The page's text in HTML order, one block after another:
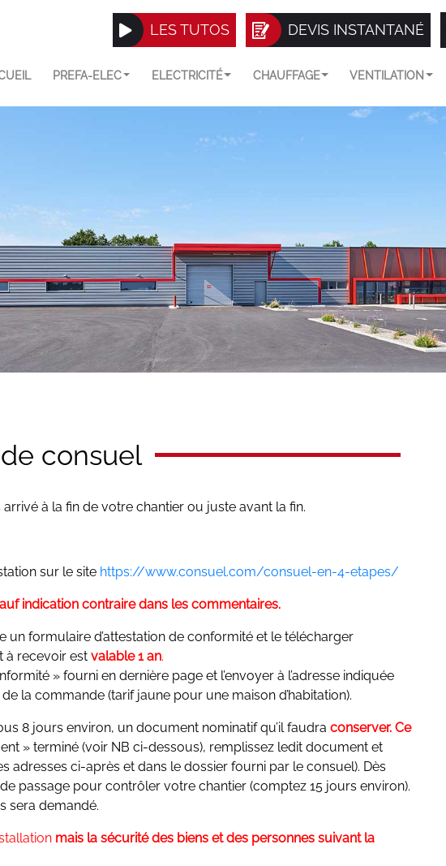
LES TUTOS DEVIS INSTANTANÉ
PREFA-ELEC ELECTRICITÉ CHAUFFAGE VENTILATION
consuel
à la fin de votre chantier ou juste avant la fin.
sur le site https://www.consuel.com/consuel-en-4-etapes/
indication contraire dans les commentaires.
un formulaire d’attestation de conformité et le télécharger
à recevoir est valable 1 an.
» fourni en dernière page et l’envoyer à l’adresse indiquée
la commande (tarif jaune pour une maison d’habitation).
8 jours environ, un document nominatif qu’il faudra conserver. Ce
» terminé (voir NB ci-dessous), remplissez ledit document et
ci-après et dans le dossier fourni par le consuel). Dès
passage pour contrôler votre chantier (comptez 15 jours environ).
sera demandé.
mais la sécurité des biens et des personnes suivant la